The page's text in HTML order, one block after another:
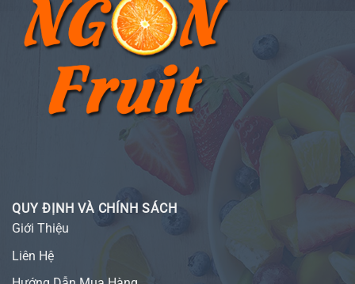
QUY ĐỊNH VÀ CHÍNH SÁCH
Giới Thiệu
Liên Hệ